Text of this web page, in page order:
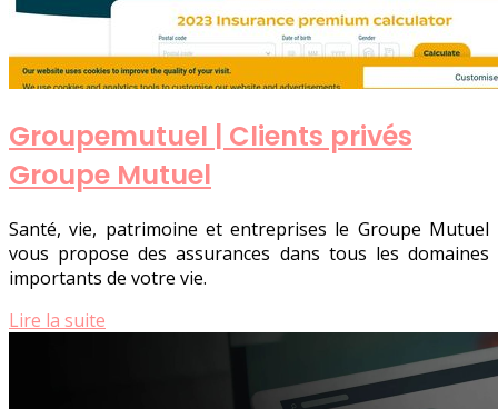
Groupemu­tuel | Clients privés
Groupe Mutuel
Santé, vie, patrimoine et entreprises le Groupe Mutuel
vous propose des assurances dans tous les domaines
importants de votre vie.
Lire la suite